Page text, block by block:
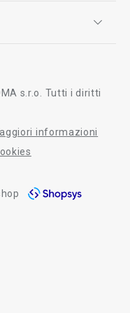
s.r.o. Tutti i diritti
informazioni